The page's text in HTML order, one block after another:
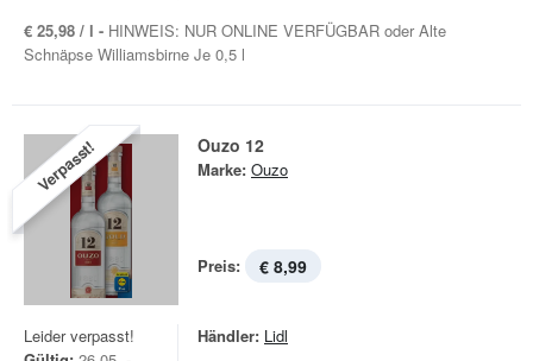
€ 25,98 / l - HINWEIS: NUR ONLINE VERFÜGBAR oder Alte
Schnäpse Williams­birne Je 0,5 l
Verpasst! Ouzo 12
Marke: Ouzo
Preis: € 8,99
Leider verpasst!
Händler: Lidl